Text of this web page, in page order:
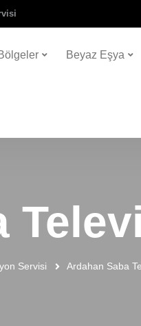
Beyaz Eşya
Servisi Ardahan Saba